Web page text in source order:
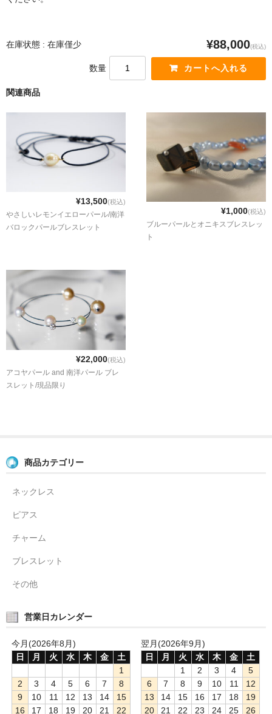
在庫状態 : 在庫僅少 ¥88,000(税込)
数量
関連商品
¥13,500(税込)
やさしいレモンイエローパール/南洋
バロックパールブレスレット
¥1,000(税込)
ブルーパールとオニキスブレスレッ
ト
¥22,000(税込)
アコヤパール and 南洋パール ブレ
スレット/現品限り
商品カテゴリー
ネックレス
ピアス
チャーム
ブレスレット
その他
営業日カレンダー
今月(2026年8月)
日
月 火 水 木 金
土
1
2
3 4 5 6 7
8
9
10 11 12 13 14
15
16
17 18 19 20 21 22
翌月(2026年9月)
日
月 火 水 木 金
土
1
2 3 4
5
6
7 8 9 10 11
12
13
14 15 16 17 18
19
20
21 22 23 24 25 26